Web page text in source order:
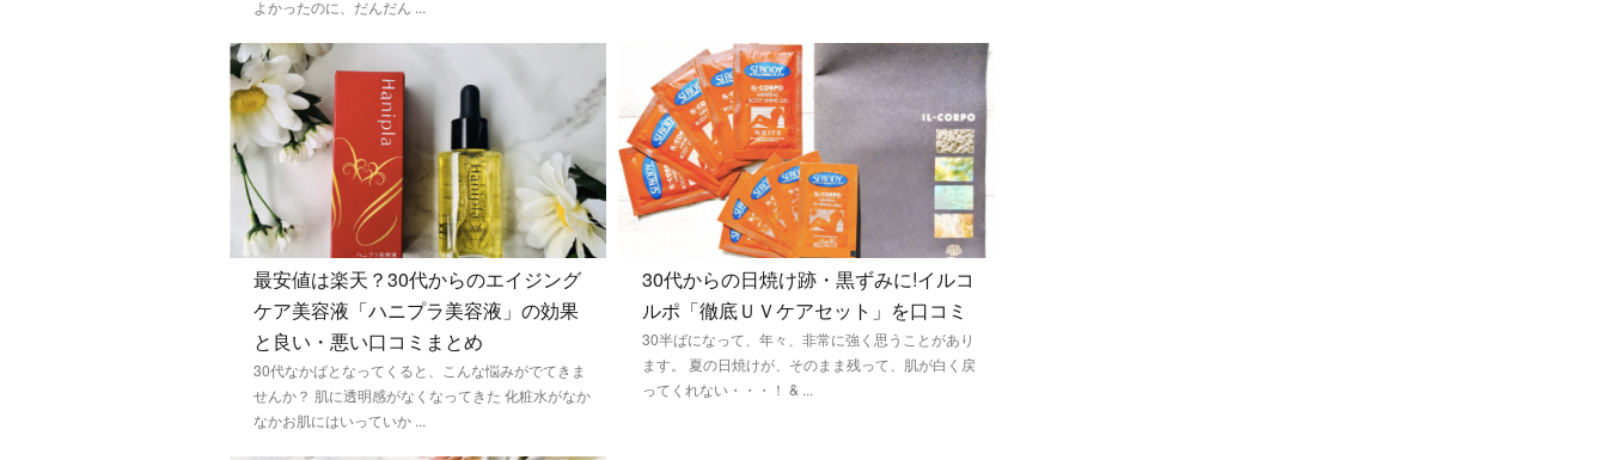
よかったのに、だんだん ...
最安値は楽天？30代からのエイジング
ケア美容液「ハニプラ美容液」の効果
と良い・悪い口コミまとめ
30代なかばとなってくると、こんな悩みがでてきま
せんか？ 肌に透明感がなくなってきた 化粧水がなか
なかお肌にはいっていか ...
30代からの日焼け跡・黒ずみに!イルコ
ルポ「徹底ＵＶケアセット」を口コミ
30半ばになって、年々、非常に強く思うことがあり
ます。 夏の日焼けが、そのまま残って、肌が白く戻
ってくれない・・・！ & ...